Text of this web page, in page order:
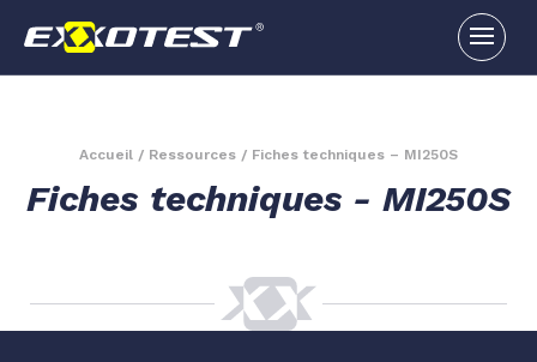
Accueil / Ressources / Fiches techniques – MI250S
Fiches techniques - MI250S